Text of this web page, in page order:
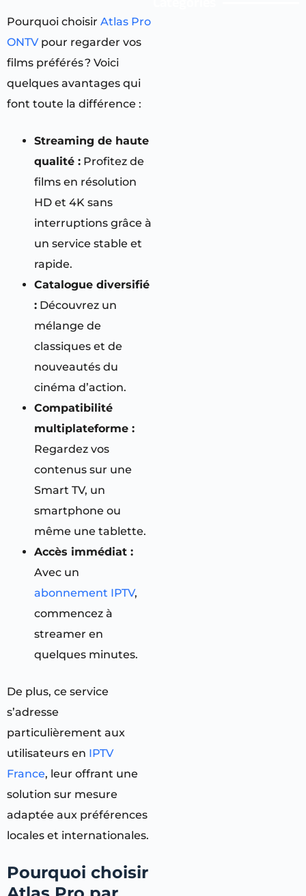
Pourquoi choisir Atlas Pro
ONTVpour regarder vos
films préférés ? Voici
quelques avantages qui
font toute la différence :
Streaming de haute
qualité : Profitez de
films en résolution
HD et 4K sans
interruptions grâce à
un service stable et
rapide.
Catalogue diversifié
: Découvrez un
mélange de
classiques et de
nouveautés du
cinéma d’action.
Compatibilité
multiplateforme :
Regardez vos
contenus sur une
Smart TV, un
smartphone ou
même une tablette.
Accès immédiat :
Avec un
abonnement IPTV,
commencez à
streamer en
quelques minutes.
De plus, ce service
s’adresse
particulièrement aux
utilisateurs en IPTV
France, leur offrant une
solution sur mesure
adaptée aux préférences
locales et internationales.
Pourquoi choisir